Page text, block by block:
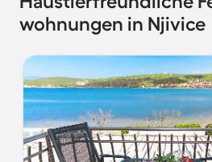
wohnungen in Njivice